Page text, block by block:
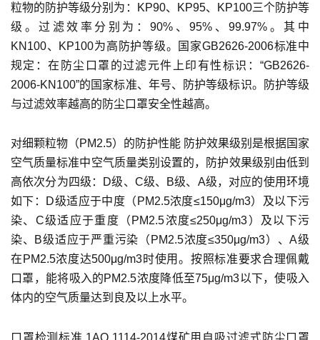
粒物的防护等级分别为：KP90、KP95、KP100三个防护等
级。过滤效率分别为：90%、95%、99.97%。其中
KN100、KP100为高防护等级。国家GB2626-2006标准中
规定：在防尘口罩的过滤元件上印有性标识：“GB2626-
2006-KN100”的国家标准、年号、防护等级标识。防护等级
与过滤效率越高的防尘口罩安全性越高。
对细颗粒物（PM2.5）的防护性能 防护效果级别是根据国家
空气质量标准中空气质量类别设置的，防护效果级别由低到
高依次分为四级：D级、C级、B级、A级，对应的使用环境
如下：D级适应于中度（PM2.5浓度≤150μg/m3）及以下污
染、C级适应于重度（PM2.5浓度≤250μg/m3）及以下污
染、B级适应于严重污染（PM2.5浓度≤350μg/m3）、A级
在PM2.5浓度达500μg/m3时使用。按照标准要求合理佩戴
口罩，能将吸入的PM2.5浓度降低至75μg/m3以下，使吸入
体内的空气质量达到良及以上水平。